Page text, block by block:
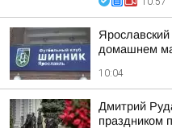
домашнем
10:04
Дмитрий
праздником